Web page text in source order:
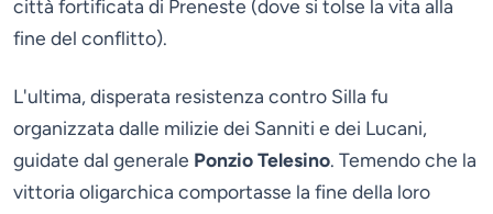
città fortificata di Preneste (dove si tolse la vita alla
fine del conflitto).
L'ultima, disperata resistenza contro Silla fu
organizzata dalle milizie dei Sanniti e dei Lucani,
guidate dal generale Ponzio Telesino. Temendo che la
vittoria oligarchica comportasse la fine della loro